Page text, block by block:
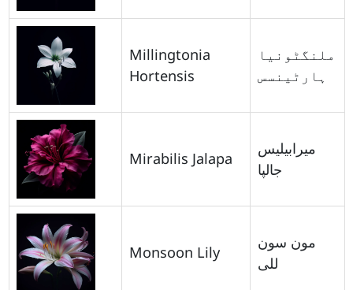
Millingtonia
Hortensis
ملنگٹونیا
ہارٹینسس
Mirabilis Jalapa
میرابیلیس
جالپا
Monsoon Lily
مون سون
للی